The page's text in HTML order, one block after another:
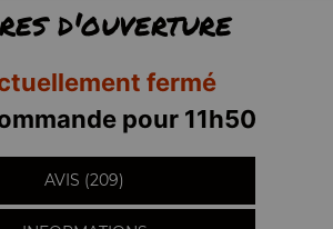
d'ouverture
fermé
pour 11h50
AVIS (209)